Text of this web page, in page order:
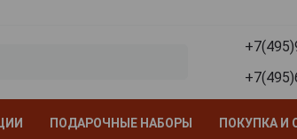
ПОДАРОЧНЫЕ НАБОРЫ ПОКУПКА И